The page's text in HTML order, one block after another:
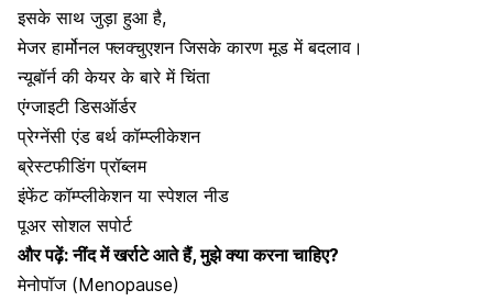
इसके साथ जुड़ा हुआ है,
मेजर हार्मोनल फ्लक्चुएशन जिसके कारण मूड में बदलाव ।
न्यूबॉर्न की केयर के बारे में चिंता
एंग्जाइटी डिसऑर्डर
प्रेग्नेंसी एंड बर्थ कॉम्प्लीकेशन
ब्रेस्टफीडिंग प्रॉब्लम
इंफेंट कॉम्प्लीकेशन या स्पेशल नीड
पूअर सोशल सपोर्ट
और पढ़ें:नींद में खर्राटे आते हैं, मुझे क्या करना चाहिए?
मेनोपॉज(Menopause)